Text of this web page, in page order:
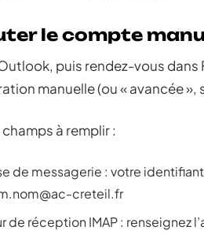
le compte
puis rendez-vous
manuelle (ou « avancée »,
à remplir :
de messagerie : votre
creteil.fr
de réception IMAP : renseignez